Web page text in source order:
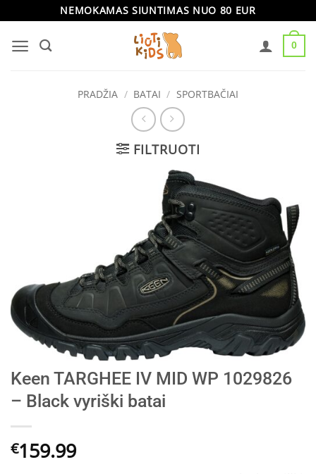
content
NEMOKAMAS SIUNTIMAS NUO 80 EUR
0
PRADŽIA / BATAI / SPORTBAČIAI
FILTRUOTI
Keen TARGHEE IV MID WP 1029826
– Black vyriški batai
€159.99